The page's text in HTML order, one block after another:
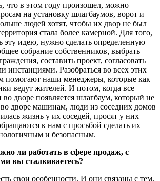
что в этом году произошел, можно
на установку шлагбаумов, ворот и
людей хотят, чтобы их двор не был
стала более камерной. Для того,
эту идею, нужно сделать определенную
собрание собственников, выбрать
составить проект, согласовать
инстанциями. Разобраться во всех этих
помогают наши менеджеры, которые как
ведут жителей. И потом, когда все
дворе появляется шлагбаум, который не
во дворе машинам, люди из соседних домов
жизнь у их соседей, просят у них
к нам с просьбой сделать их
и безопасным.
ли работать в сфере продаж, с
вы сталкиваетесь?
свои особенности. И они связаны с тем,